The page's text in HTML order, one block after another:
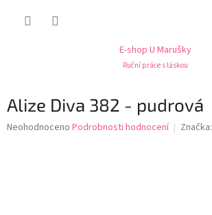
E-shop U Marušky
Ruční práce s láskou
Alize Diva 382 - pudrová
Průměrné
Neohodnoceno Podrobnosti hodnocení Značka: